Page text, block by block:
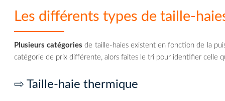
Les différents types de taille-
Plusieurs catégories de taille-haies existent en fonction de la
catégorie de prix différente, alors faites le tri pour identifier celle
⇨ Taille-haie thermique